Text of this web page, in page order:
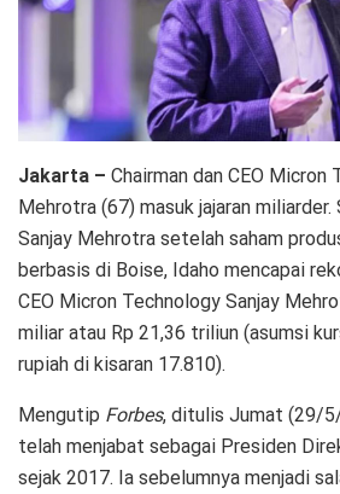
Jakarta – Chairman dan CEO Micron
Mehrotra (67) masuk jajaran
Sanjay Mehrotra setelah saham
berbasis di Boise, Idaho mencapai
CEO Micron Technology Sanjay
miliar atau Rp 21,36 triliun (asumsi
rupiah di kisaran 17.810).
Mengutip Forbes, ditulis Jumat (29/
telah menjabat sebagai Presiden
sejak 2017. Ia sebelumnya menjadi